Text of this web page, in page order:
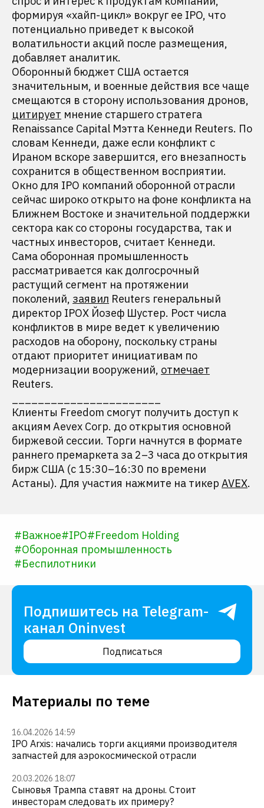
формируя «хайп-цикл» вокруг ее IPO, что
потенциально приведет к высокой
волатильности акций после размещения,
добавляет аналитик.
Оборонный бюджет США остается
значительным, и военные действия все чаще
смещаются в сторону использования дронов,
цитирует мнение старшего стратега
Renaissance Capital Мэтта Кеннеди Reuters. По
словам Кеннеди, даже если конфликт с
Ираном вскоре завершится, его внезапность
сохранится в общественном восприятии.
Окно для IPO компаний оборонной отрасли
сейчас широко открыто на фоне конфликта на
Ближнем Востоке и значительной поддержки
сектора как со стороны государства, так и
частных инвесторов, считает Кеннеди.
Сама оборонная промышленность
рассматривается как долгосрочный
растущий сегмент на протяжении
поколений, заявил Reuters генеральный
директор IPOX Йозеф Шустер. Рост числа
конфликтов в мире ведет к увеличению
расходов на оборону, поскольку страны
отдают приоритет инициативам по
модернизации вооружений, отмечает
Reuters.
Клиенты Freedom смогут получить доступ к
акциям Aevex Corp. до открытия основной
биржевой сессии. Торги начнутся в формате
раннего премаркета за 2–3 часа до открытия
бирж США (с 15:30–16:30 по времени
Астаны). Для участия нажмите на тикер AVEX.
#Важное#IPO#Freedom Holding
#Оборонная промышленность
#Беспилотники
Подпишитесь на Telegram-
канал Oninvest
Подписаться
Материалы по теме
16.04.2026 14:59
IPO Arxis: начались торги акциями производителя
запчастей для аэрокосмической отрасли
20.03.2026 18:07
Сыновья Трампа ставят на дроны. Стоит
инвесторам следовать их примеру?